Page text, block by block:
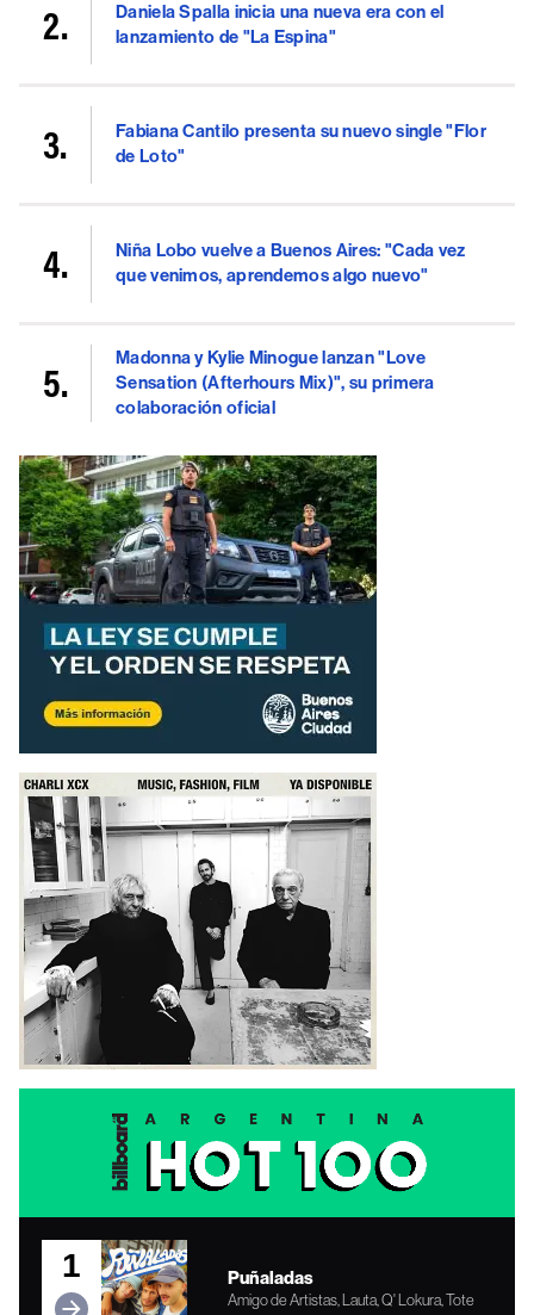
Daniela Spalla inicia una nueva era con el
lanzamiento de "La Espina"
Fabiana Cantilo presenta su nuevo single "Flor
de Loto"
Niña Lobo vuelve a Buenos Aires: "Cada vez
que venimos, aprendemos algo nuevo"
Madonna y Kylie Minogue lanzan "Love
Sensation (Afterhours Mix)", su primera
colaboración oficial
1 Puñaladas
Amigo de Artistas, Lauta, Q' Lokura, Tote